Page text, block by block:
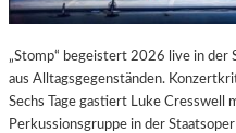
„Stomp“ begeistert 2026 live in
aus Alltagsgegenständen.
Sechs Tage gastiert Luke Cresswell
Perkussionsgruppe in der